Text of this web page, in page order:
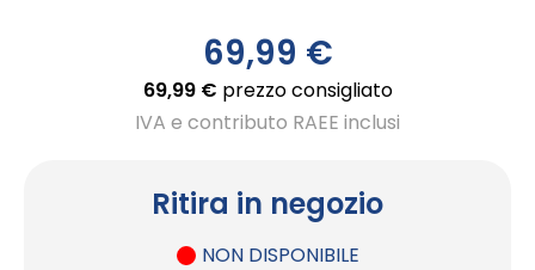
69,99 €
69,99 € prezzo consigliato
IVA e contributo RAEE inclusi
Ritira in negozio
NON DISPONIBILE